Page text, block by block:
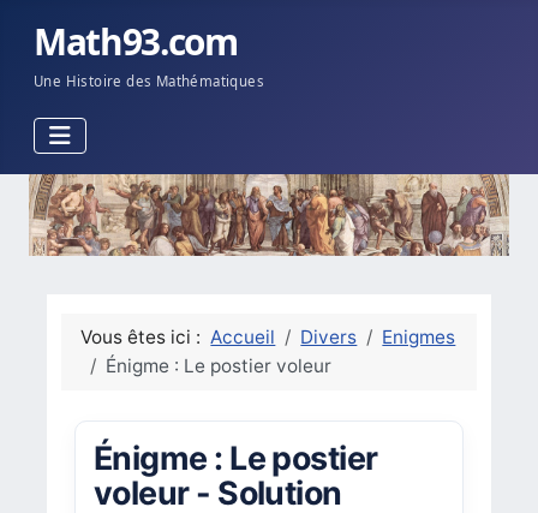
Math93.com
Une Histoire des Mathématiques
Vous êtes ici : Accueil Divers
Enigmes
Énigme : Le postier voleur
Énigme : Le postier
voleur - Solution